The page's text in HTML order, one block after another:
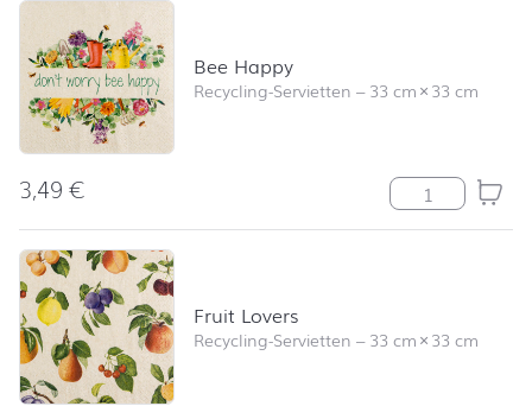
Bee Happy
Recycling-Servietten –33 cm×33 cm
3,49€ Bee Happy
Fruit Lovers
Recycling-Servietten –33 cm×33 cm